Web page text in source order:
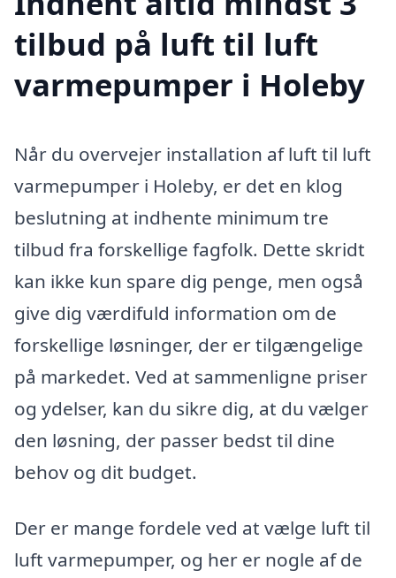
tilbud på luft til luft
varmepumper i Holeby
Når du overvejer installation af luft til luft
varmepumper i Holeby, er det en klog
beslutning at indhente minimum tre
tilbud fra forskellige fagfolk. Dette skridt
kan ikke kun spare dig penge, men også
give dig værdifuld information om de
forskellige løsninger, der er tilgængelige
på markedet. Ved at sammenligne priser
og ydelser, kan du sikre dig, at du vælger
den løsning, der passer bedst til dine
behov og dit budget.
Der er mange fordele ved at vælge luft til
luft varmepumper, og her er nogle af de